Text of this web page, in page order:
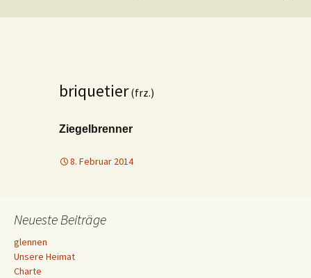
briquetier(frz.)
Ziegelbrenner
8. Februar 2014
Neueste Beiträge
glennen
Unsere Heimat
Charte